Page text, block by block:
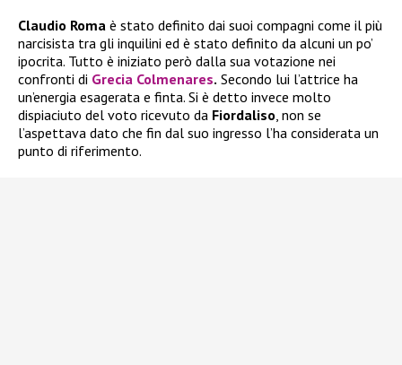
Claudio Roma è stato definito dai suoi compagni come il più
narcisista tra gli inquilini ed è stato definito da alcuni un po’
ipocrita. Tutto è iniziato però dalla sua votazione nei
confronti di Grecia Colmenares. Secondo lui l’attrice ha
un’energia esagerata e finta. Si è detto invece molto
dispiaciuto del voto ricevuto da Fiordaliso, non se
l’aspettava dato che fin dal suo ingresso l’ha considerata un
punto di riferimento.